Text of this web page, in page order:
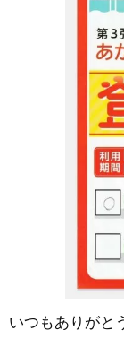
いつもありがと